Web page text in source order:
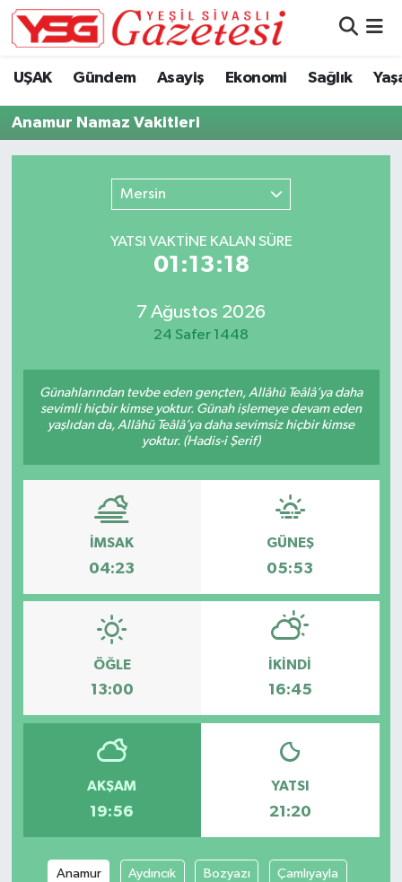
UŞAK Gündem Asayiş Ekonomi Sağlık
Anamur Namaz Vakitleri
Mersin
YATSI VAKTİNE KALAN SÜRE
01:13:18
7 Ağustos 2026
24 Safer 1448
Günahlarından tevbe eden gençten, Allâhü Teâlâ’ya daha
sevimli hiçbir kimse yoktur. Günah işlemeye devam eden
yaşlıdan da, Allâhü Teâlâ’ya daha sevimsiz hiçbir kimse
yoktur. (Hadis-i Şerif)
İMSAK
04:23
GÜNEŞ
05:53
ÖĞLE
13:00
İKINDI
16:45
AKŞAM
19:56
YATSI
21:20
Anamur Aydıncık Bozyazı Çamlıyayla
Hava Durumu
Namaz Vakitleri
Süper Lig Puan Durumu ve Fikstür
Son Dakika Haberleri
Haber Arşivi